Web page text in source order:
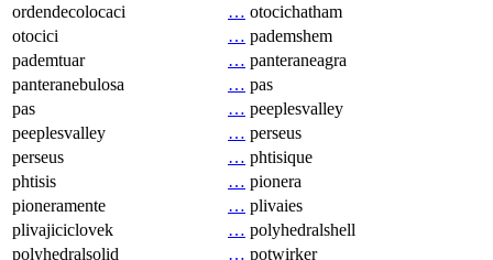
ordendecolocaci
… otocichatham
otocici
… pademshem
pademtuar
… panteraneagra
panteranebulosa
… pas
pas
… peeplesvalley
peeplesvalley
… perseus
perseus
… phtisique
phtisis
… pionera
pioneramente
… plivaies
plivajiciclovek
… polyhedralshell
polyhedralsolid
… potwirker